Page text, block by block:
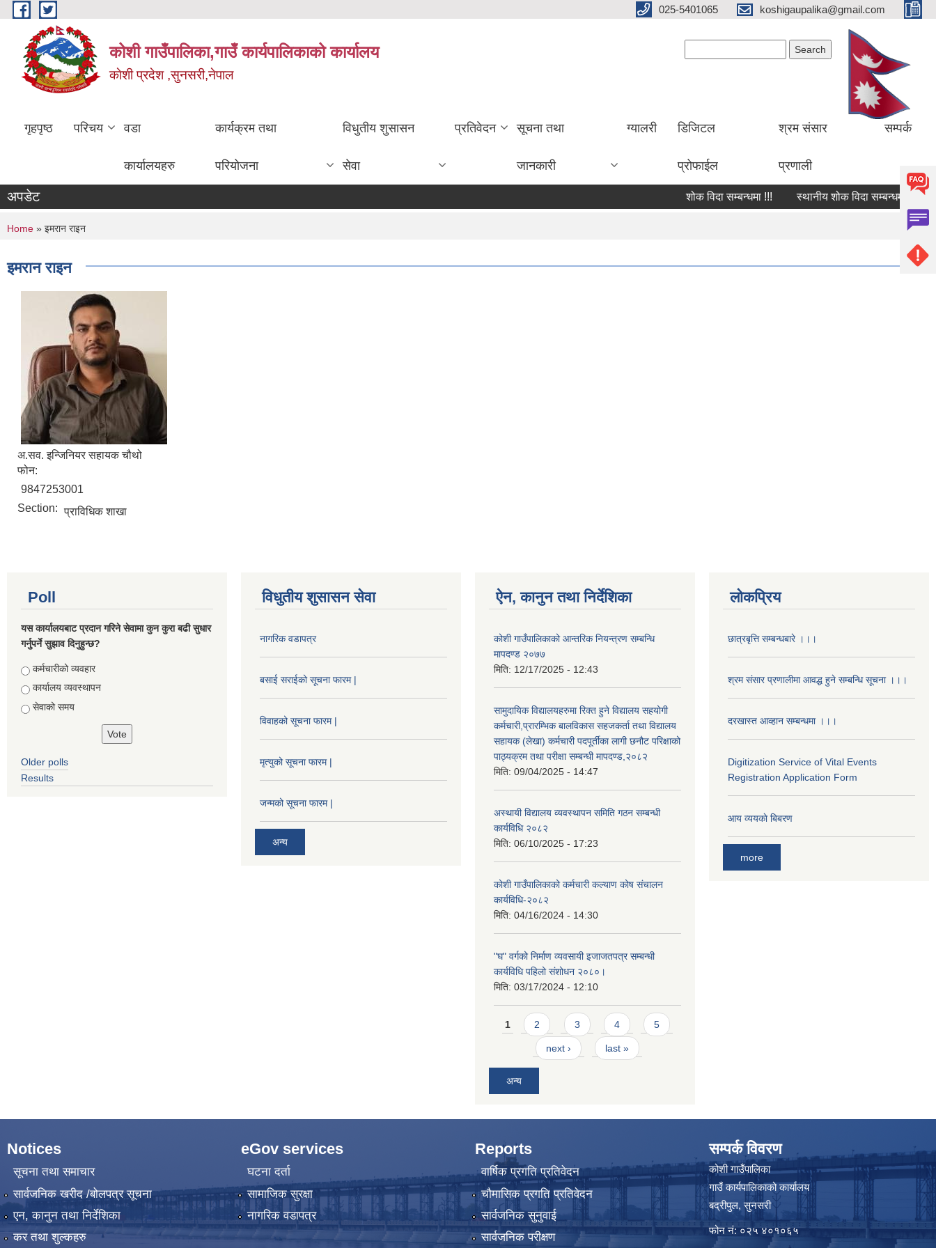
Skip to main content 025-5401065 koshigaupalika@gmail.com
कोशी गाउँपालिका,गाउँ कार्यपालिकाको कार्यालय
काेशी प्रदेश ,सुनसरी,नेपाल
गृहपृष्ठ परिचय वडा
कार्यालयहरु
कार्यक्रम तथा
परियोजना
विधुतीय शुसासन
सेवा
प्रतिवेदन सूचना तथा
जानकारी
ग्यालरी डिजिटल
प्रोफाईल
श्रम संसार
प्रणाली
सम्पर्क
अपडेट शोक विदा सम्बन्धमा !!! स्थानीय शोक विदा सम्बन्धमा !!!
You are here
Home » इमरान राइन
इमरान राइन
अ.सव. इन्जिनियर सहायक चौथो
फोन:
9847253001
Section: प्राविधिक शाखा
Poll
यस कार्यालयबाट प्रदान गरिने सेवामा कुन कुरा बढी सुधार
गर्नुपर्ने सुझाव दिनुहुन्छ?
Choices
कर्मचारीको व्यवहार
कार्यालय व्यवस्थापन
सेवाको समय
Older polls
Results
विधुतीय शुसासन सेवा
नागरिक वडापत्र
बसाई सराईको सूचना फारम |
विवाहको सूचना फारम |
मृत्युको सूचना फारम |
जन्मको सूचना फारम |
अन्य
ऐन, कानुन तथा निर्देशिका
कोशी गाउँपालिकाको आन्तरिक नियन्त्रण सम्बन्धि
मापदण्ड २०७७
मिति: 12/17/2025 - 12:43
सामुदायिक विद्यालयहरुमा रिक्त हुने विद्यालय सहयोगी
कर्मचारी,प्रारम्भिक बालविकास सहजकर्ता तथा विद्यालय
सहायक (लेखा) कर्मचारी पदपूर्तीका लागी छनौट परिक्षाको
पाठ्यक्रम तथा परीक्षा सम्बन्धी मापदण्ड,२०८२
मिति: 09/04/2025 - 14:47
अस्थायी विद्यालय व्यवस्थापन समिति गठन सम्बन्धी
कार्यविधि २०८२
मिति: 06/10/2025 - 17:23
कोशी गाउँपालिकाको कर्मचारी कल्याण कोष संचालन
कार्यविधि-२०८२
मिति: 04/16/2024 - 14:30
"घ" वर्गको निर्माण व्यवसायी इजाजतपत्र सम्बन्धी
कार्यविधि पहिलो संशोधन २०८०।
मिति: 03/17/2024 - 12:10
Pages
1 2 3 4 5
next › last »
अन्य
लोकप्रिय
छात्रबृत्ति सम्बन्धबारे ।।।
श्रम संसार प्रणालीमा आवद्ध हुने सम्बन्धि सूचना ।।।
दरखास्त आव्हान सम्बन्धमा ।।।
Digitization Service of Vital Events
Registration Application Form
आय व्ययकाे बिबरण
more
Notices
सूचना तथा समाचार
सार्वजनिक खरीद /बोलपत्र सूचना
एन, कानुन तथा निर्देशिका
कर तथा शुल्कहरु
eGov services
घटना दर्ता
सामाजिक सुरक्षा
नागरिक वडापत्र
Reports
वार्षिक प्रगति प्रतिवेदन
चौमासिक प्रगति प्रतिवेदन
सार्वजनिक सुनुवाई
सार्वजनिक परीक्षण
सम्पर्क विवरण
कोशी गाउँपालिका
गाउँ कार्यपालिकाको कार्यालय
बद्रीपुल, सुनसरी
फोन नं: ०२५ ४०१०६५